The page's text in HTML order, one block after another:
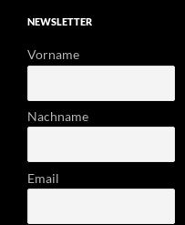
NEWSLETTER
Vorname
Nachname
Email